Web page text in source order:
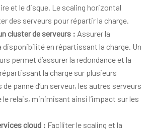
et le disque. Le scaling horizontal
des serveurs pour répartir la charge.
cluster de serveurs : Assurer la
disponibilité en répartissant la charge. Un
permet d’assurer la redondance et la
la charge sur plusieurs
panne d’un serveur, les autres serveurs
le relais, minimisant ainsi l’impact sur les
cloud : Faciliter le scaling et la